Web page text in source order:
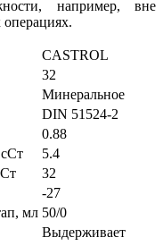
например, вне
CASTROL
32
Минеральное
DIN 51524-2
0.88
5.4
32
-27
мл 50/0
Выдерживает